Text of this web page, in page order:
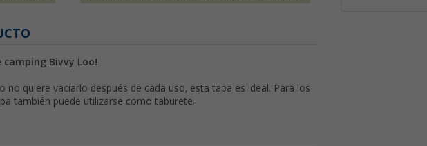
Bivvy Loo!
no quiere vaciarlo después de cada uso, esta tapa es ideal. Para los
también puede utilizarse como taburete.